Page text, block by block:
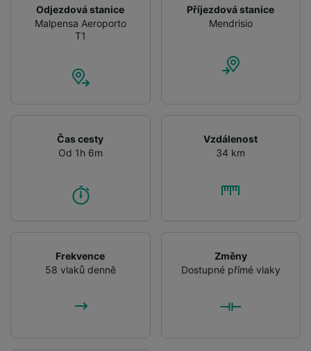
Odjezdová stanice
Malpensa Aeroporto
T1
Příjezdová stanice
Mendrisio
Čas cesty
Od 1h 6m
Vzdálenost
34 km
Frekvence
58 vlaků denně
Změny
Dostupné přímé vlaky